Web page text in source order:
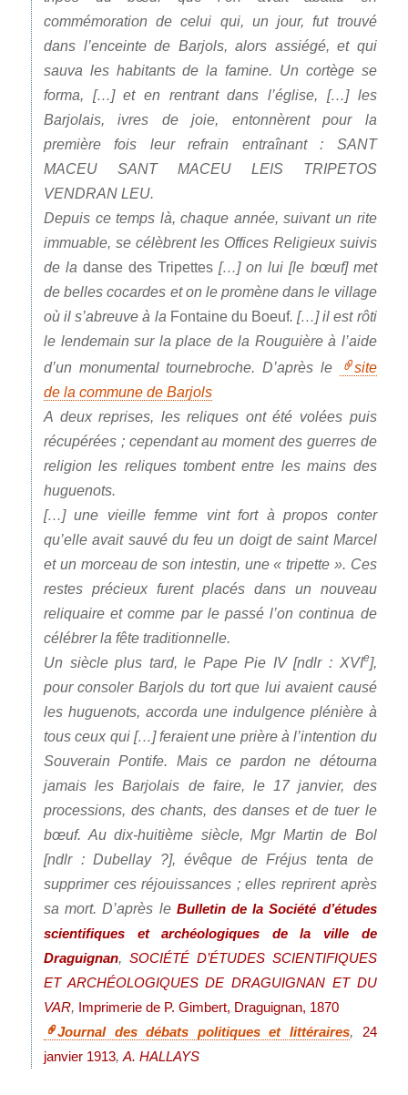
commémoration de celui qui, un jour, fut trouvé
dans l’enceinte de Barjols, alors assiégé, et qui
sauva les habitants de la famine. Un cortège se
forma, […] et en rentrant dans l’église, […] les
Barjolais, ivres de joie, entonnèrent pour la
première fois leur refrain entraînant : SANT
MACEU SANT MACEU LEIS TRIPETOS
VENDRAN LEU.
Depuis ce temps là, chaque année, suivant un rite
immuable, se célèbrent les Offices Religieux suivis
de ladanse des Tripettes […] on lui [le bœuf] met
de belles cocardes et on le promène dans le village
où il s’abreuve à la Fontaine du Boeuf. […] il est rôti
le lendemain sur la place de la Rouguière à l’aide
d’un monumental tournebroche. D’après le
site
de la commune de Barjols
A deux reprises, les reliques ont été volées puis
récupérées ; cependant au moment des guerres de
religion les reliques tombent entre les mains des
huguenots.
[…] une vieille femme vint fort à propos conter
qu’elle avait sauvé du feu un doigt de saint Marcel
et un morceau de son intestin, une « tripette ». Ces
restes précieux furent placés dans un nouveau
reliquaire et comme par le passé l’on continua de
célébrer la fête traditionnelle.
Un siècle plus tard, le Pape Pie IV [ndlr : XVIe],
pour consoler Barjols du tort que lui avaient causé
les huguenots, accorda une indulgence plénière à
tous ceux qui […] feraient une prière à l’intention du
Souverain Pontife. Mais ce pardon ne détourna
jamais les Barjolais de faire, le 17 janvier, des
processions, des chants, des danses et de tuer le
bœuf. Au dix-huitième siècle, Mgr Martin de Bol
[ndlr : Dubellay ?], évêque de Fréjus tenta de
supprimer ces réjouissances ; elles reprirent après
sa mort. D’après le Bulletin de la Société d’études
scientifiques et archéologiques de la ville de
Draguignan
SOCIÉTÉ D’ÉTUDES SCIENTIFIQUES
ET ARCHÉOLOGIQUES DE DRAGUIGNAN ET DU
VAR Imprimerie de P. Gimbert, Draguignan, 1870
Journal des débats politiques et littéraires,
24
janvier 1913 ,A. HALLAYS